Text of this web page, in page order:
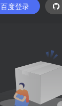
百度登录